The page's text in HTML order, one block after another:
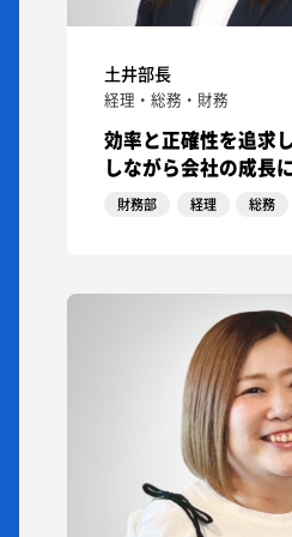
土井部長
経理・総務・財務
効率と正確性を追求
しながら会社の成長
す。
財務部 経理 総務